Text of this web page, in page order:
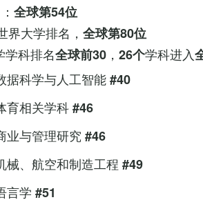
全球第54位
界大学排名， 全球第80位
科排名全球前30 ， 26个学科进入
据科学与人工智能#40
育相关学科#46
业与管理研究 #46
械、航空和制造工程 #49
言学 #51